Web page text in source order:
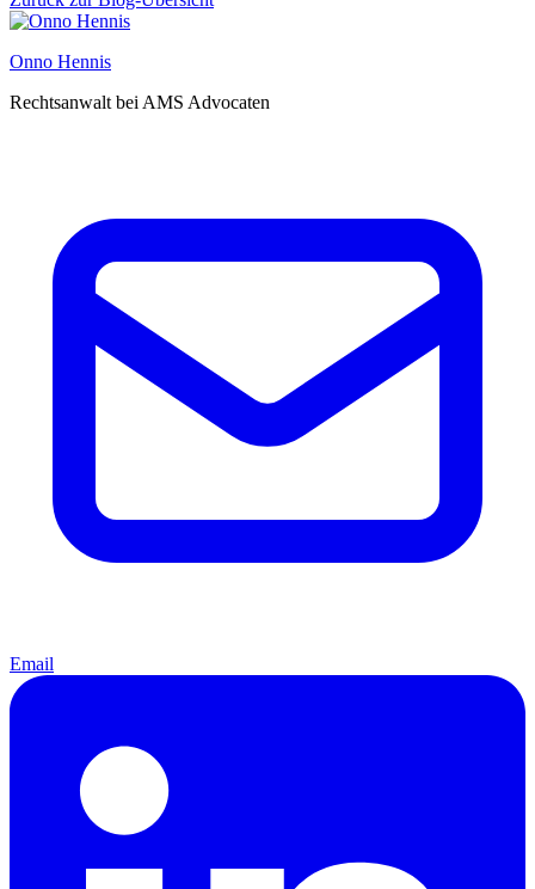
Onno Hennis
Rechtsanwalt bei AMS Advocaten
Email